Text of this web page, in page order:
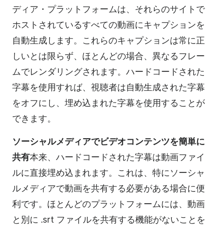
ディア・プラットフォームは、それらのサイトで
ホストされているすべての動画にキャプションを
自動生成します。これらのキャプションは常に正
しいとは限らず、ほとんどの場合、異なるフレー
ムでレンダリングされます。ハードコードされた
字幕を使用すれば、視聴者は自動生成された字幕
をオフにし、埋め込まれた字幕を使用することが
できます。
ソーシャルメディアでビデオコンテンツを簡単に
共有本来、ハードコードされた字幕は動画ファイ
ルに直接埋め込まれます。これは、特にソーシャ
ルメディアで動画を共有する必要がある場合に便
利です。ほとんどのプラットフォームには、動画
と別に .srt ファイルを共有する機能がないことを